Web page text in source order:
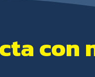
con